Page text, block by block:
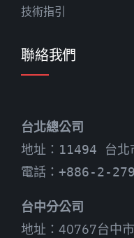
技術指引
聯絡我們
台北總公司
地址：11494 台北
電話：+886-2-
台中分公司
地址：40767台中